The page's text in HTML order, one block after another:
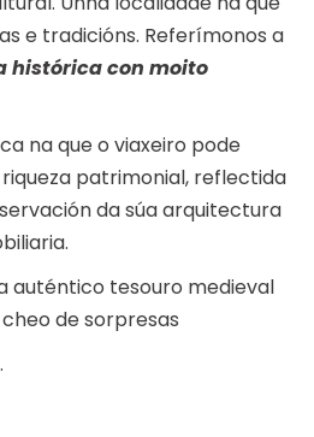
e tradicións. Referímonos a
histórica con moito
na que o viaxeiro pode
patrimonial, reflectida
da súa arquitectura
auténtico tesouro medieval
de sorpresas